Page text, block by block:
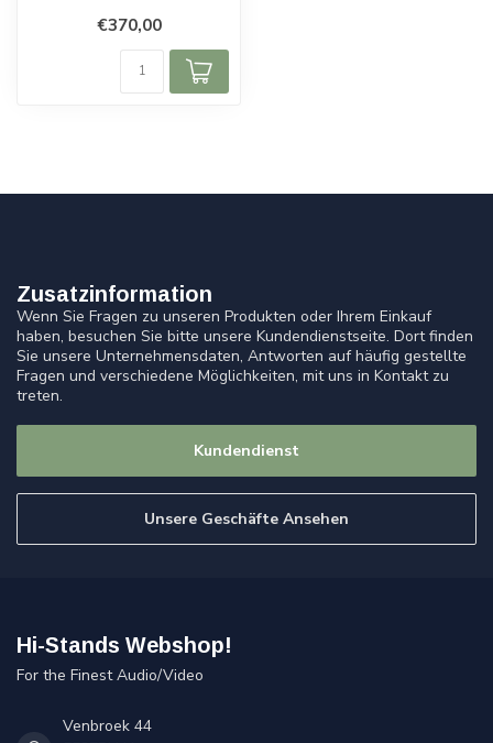
€370,00
Zusatzinformation
Wenn Sie Fragen zu unseren Produkten oder Ihrem Einkauf
haben, besuchen Sie bitte unsere Kundendienstseite. Dort finden
Sie unsere Unternehmensdaten, Antworten auf häufig gestellte
Fragen und verschiedene Möglichkeiten, mit uns in Kontakt zu
treten.
Kundendienst
Unsere Geschäfte Ansehen
Hi-Stands Webshop!
For the Finest Audio/Video
Venbroek 44